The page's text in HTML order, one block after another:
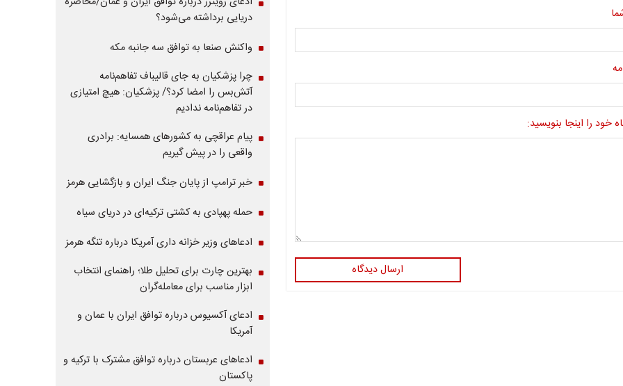
خود را اینجا بنویسید:
ارسال دیدگاه
دریایی برداشته می‌شود؟
واکنش صنعا به توافق سه جانبه مکه
چرا پزشکیان به جای قالیباف تفاهم‌نامه
آتش‌بس را امضا کرد؟/ پزشکیان: هیچ امتیازی
در تفاهم‌نامه ندادیم
پیام عراقچی به کشورهای همسایه: برادری
واقعی را در پیش گیریم
خبر ترامپ از پایان جنگ ایران و بازگشایی هرمز
حمله پهپادی به کشتی ترکیه‌ای در دریای سیاه
ادعاهای وزیر خزانه داری آمریکا درباره تنگه هرمز
بهترین چارت برای تحلیل طلا؛ راهنمای انتخاب
ابزار مناسب برای معامله‌گران
ادعای آکسیوس درباره توافق ایران با عمان و
آمریکا
ادعاهای عربستان درباره توافق مشترک با ترکیه و
پاکستان